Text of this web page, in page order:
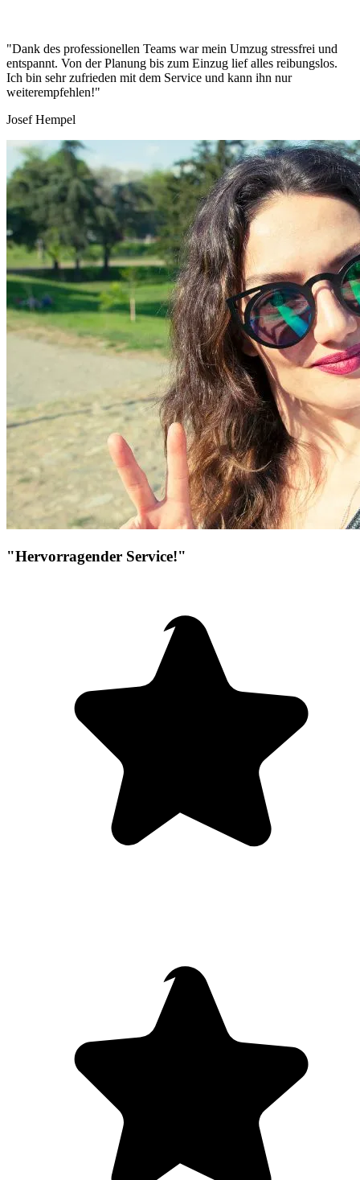
"Dank des professionellen Teams war mein Umzug stressfrei und
entspannt. Von der Planung bis zum Einzug lief alles reibungslos.
Ich bin sehr zufrieden mit dem Service und kann ihn nur
weiterempfehlen!"
Josef Hempel
"Hervorragender Service!"